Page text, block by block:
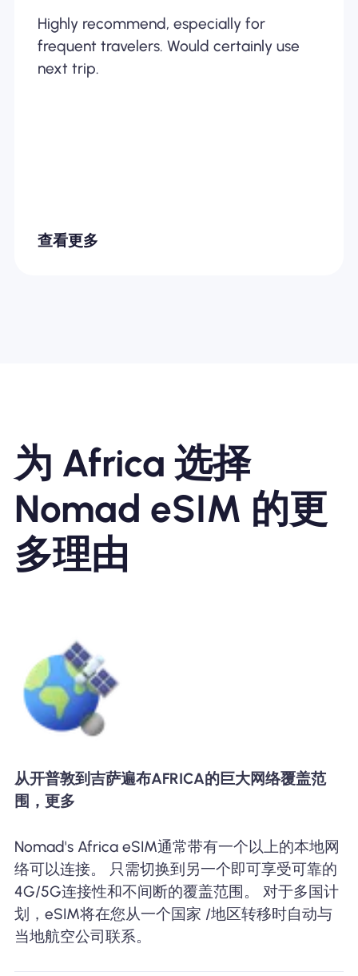
Highly recommend, especially for
frequent travelers. Would certainly use
next trip.
查看更多
为 Africa 选择
Nomad eSIM 的更
多理由
从开普敦到吉萨遍布AFRICA的巨大网络覆盖范
围，更多
Nomad's Africa eSIM通常带有一个以上的本地网
络可以连接。 只需切换到另一个即可享受可靠的
4G/5G连接性和不间断的覆盖范围。 对于多国计
划，eSIM将在您从一个国家 /地区转移时自动与
当地航空公司联系。